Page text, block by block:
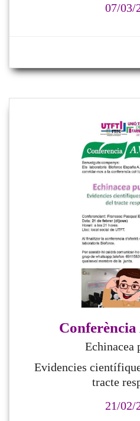
07/03/
Echinacea
Evidencies
tracte
21/02/